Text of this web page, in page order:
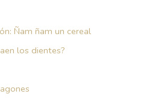
Ñam ñam un cereal
los dientes?